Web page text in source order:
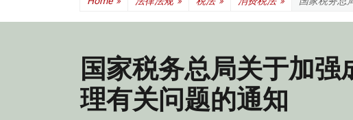
国家税务总局关于加
理有关问题的通知